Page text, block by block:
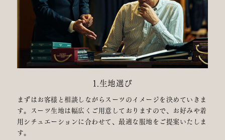
1.生地選び
まずはお客様と相談しながらスーツのイメージを決めていきま
す。スーツ生地は幅広くご用意しておりますので、お好みや着
用シチュエーションに合わせて、最適な服地をご提案いたしま
す。